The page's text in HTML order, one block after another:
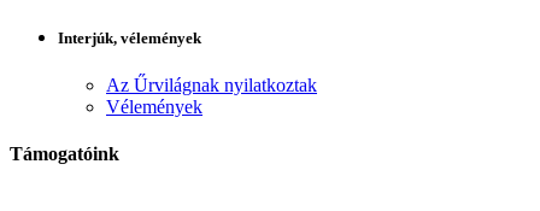
Interjúk, vélemények
Az Űrvilágnak nyilatkoztak
Vélemények
Támogatóink